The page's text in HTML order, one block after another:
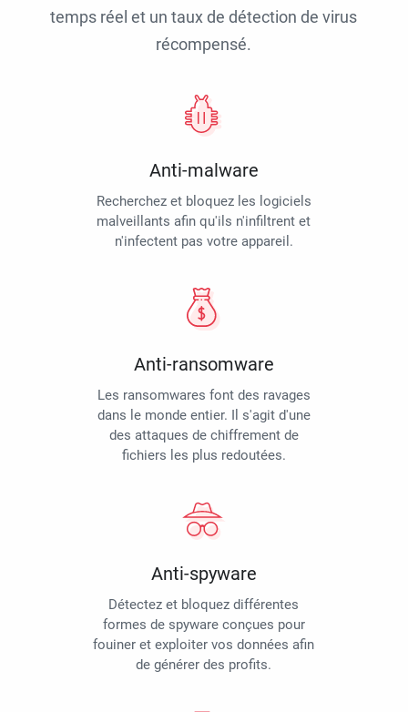
temps réel et un taux de détection de virus
récompensé.
Anti-malware
Recherchez et bloquez les logiciels
malveillants afin qu'ils n'infiltrent et
n'infectent pas votre appareil.
Anti-ransomware
Les ransomwares font des ravages
dans le monde entier. Il s'agit d'une
des attaques de chiffrement de
fichiers les plus redoutées.
Anti-spyware
Détectez et bloquez différentes
formes de spyware conçues pour
fouiner et exploiter vos données afin
de générer des profits.